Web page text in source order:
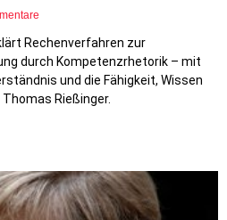
Rechenverfahren zur
durch Kompetenzrhetorik – mit
und die Fähigkeit, Wissen
Rießinger.